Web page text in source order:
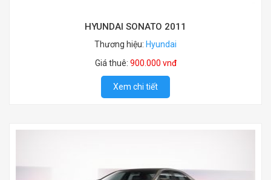
HYUNDAI SONATO 2011
Thương hiệu: Hyundai
Giá thuê: 900.000 vnđ
Xem chi tiết